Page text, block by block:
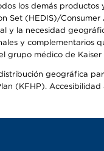
los demás
(HEDIS)/
la necesidad
y
grupo médico de
geográfica
(KFHP).